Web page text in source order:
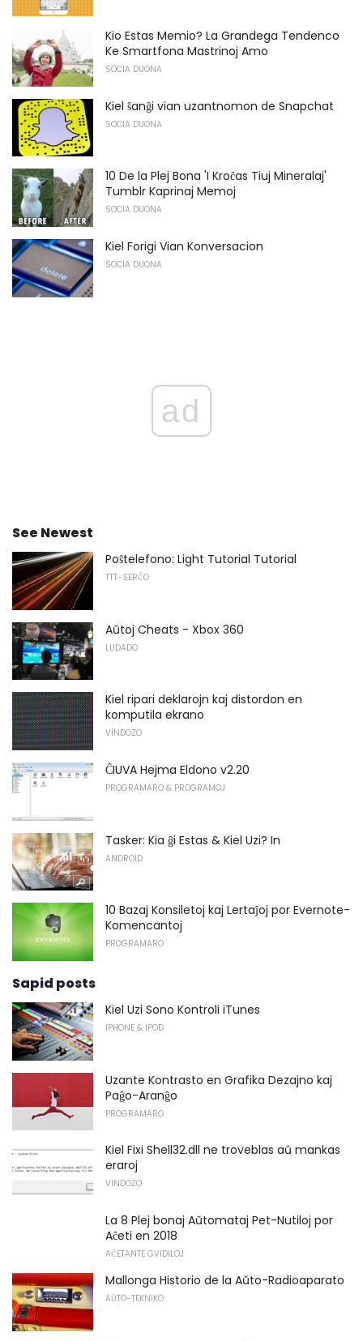
Kio Estas Memio? La Grandega Tendenco
Ke Smartfona Mastrinoj Amo
SOCIA DUONA
Kiel ŝanĝi vian uzantnomon de Snapchat
SOCIA DUONA
10 De la Plej Bona 'I Kroĉas Tiuj Mineralaj'
Tumblr Kaprinaj Memoj
SOCIA DUONA
Kiel Forigi Vian Konversacion
SOCIA DUONA
ad
See Newest
Poŝtelefono: Light Tutorial Tutorial
TTT-SERĈO
Aŭtoj Cheats - Xbox 360
LUDADO
Kiel ripari deklarojn kaj distordon en
komputila ekrano
VINDOZO
ĈIUVA Hejma Eldono v2.20
PROGRAMARO & PROGRAMOJ
Tasker: Kia ĝi Estas & Kiel Uzi? In
ANDROID
10 Bazaj Konsiletoj kaj Lertaĵoj por Evernote-
Komencantoj
PROGRAMARO
Sapid posts
Kiel Uzi Sono Kontroli iTunes
IPHONE & IPOD
Uzante Kontrasto en Grafika Dezajno kaj
Paĝo-Aranĝo
PROGRAMARO
Kiel Fixi Shell32.dll ne troveblas aŭ mankas
eraroj
VINDOZO
La 8 Plej bonaj Aŭtomataj Pet-Nutiloj por
Aĉeti en 2018
AĈETANTE GVIDILOJ
Mallonga Historio de la Aŭto-Radioaparato
AŬTO-TEKNIKO